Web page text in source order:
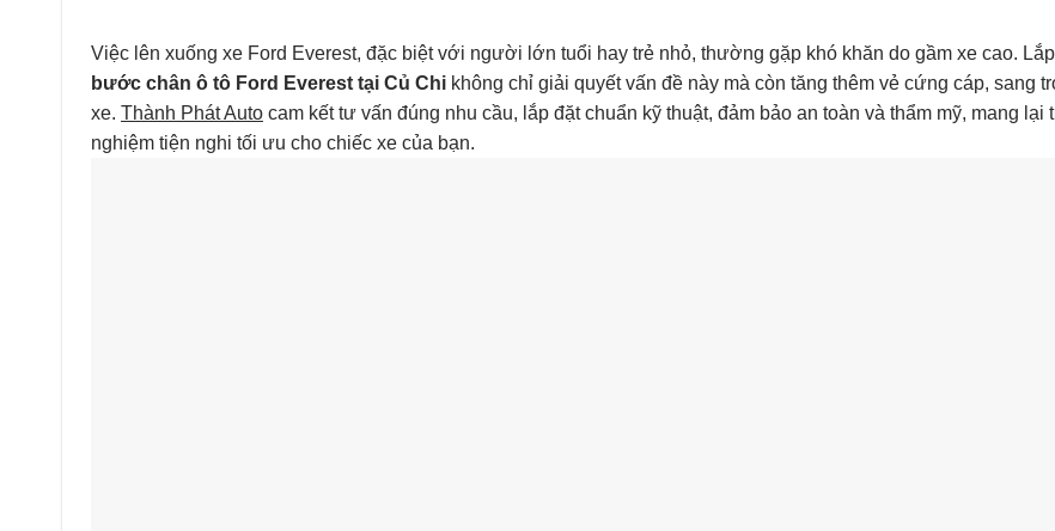
Việc lên xuống xe Ford Everest, đặc biệt với người lớn tuổi hay trẻ nhỏ, thường gặp khó khăn do gầm xe cao.
bước chân ô tô Ford Everest tại Củ Chi không chỉ giải quyết vấn đề này mà còn tăng thêm vẻ cứng cáp, sang
xe. Thành Phát Auto cam kết tư vấn đúng nhu cầu, lắp đặt chuẩn kỹ thuật, đảm bảo an toàn và thẩm mỹ, mang lại
nghiệm tiện nghi tối ưu cho chiếc xe của bạn.